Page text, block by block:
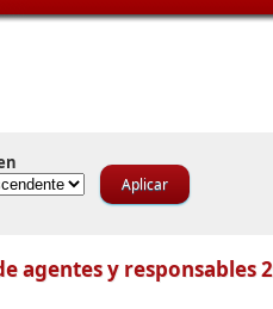
agentes y responsables